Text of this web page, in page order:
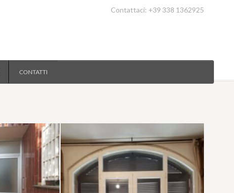
Contattaci: +39 338 1362925
CONTATTI